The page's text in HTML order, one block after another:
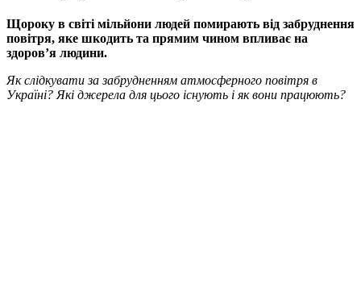
Щороку в світі мільйони людей помирають від забруднення
повітря, яке шкодить та прямим чином впливає на
здоров’я людини.
Як слідкувати за забрудненням атмосферного повітря в
Україні? Які джерела для цього існують і як вони працюють?